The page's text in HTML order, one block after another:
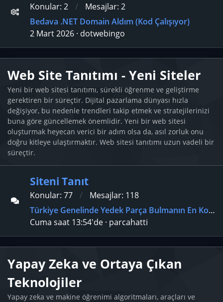
Konular 2 Mesajlar 2
Bedava .NET Domain Aldım (Kod Çalışıyor)
2 Mart 2026 dotwebingo
Web Site Tanıtımı - Yeni Siteler
Yeni bir web sitesi tanıtımı, sürekli öğrenme ve geliştirme
gerektiren bir süreçtir. Dijital pazarlama dünyası hızla
değişiyor, bu nedenle trendleri takip etmek ve stratejilerinizi
buna göre güncellemek önemlidir. Yeni bir web sitesi
oluşturmak heyecan verici bir adım olsa da, asıl zorluk onu
doğru kitleye ulaştırmaktır. Web sitesi tanıtımı uzun vadeli bir
süreçtir.
Siteni Tanıt
Konular 77 Mesajlar 118
Türkiye Genelinde Yedek Parça Bulmanın En Kolay Yolu Nedir?
Cuma saat 13:54'de parcahatti
Yapay Zeka ve Ortaya Çıkan
Teknolojiler
Yapay zeka ve makine öğrenimi algoritmaları, araçları ve